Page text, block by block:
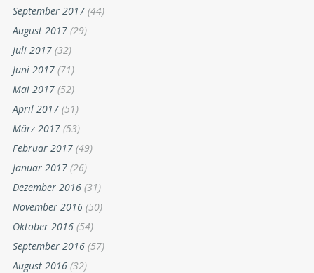
September 2017 (44)
August 2017 (29)
Juli 2017 (32)
Juni 2017 (71)
Mai 2017 (52)
April 2017 (51)
März 2017 (53)
Februar 2017 (49)
Januar 2017 (26)
Dezember 2016 (31)
November 2016 (50)
Oktober 2016 (54)
September 2016 (57)
August 2016 (32)